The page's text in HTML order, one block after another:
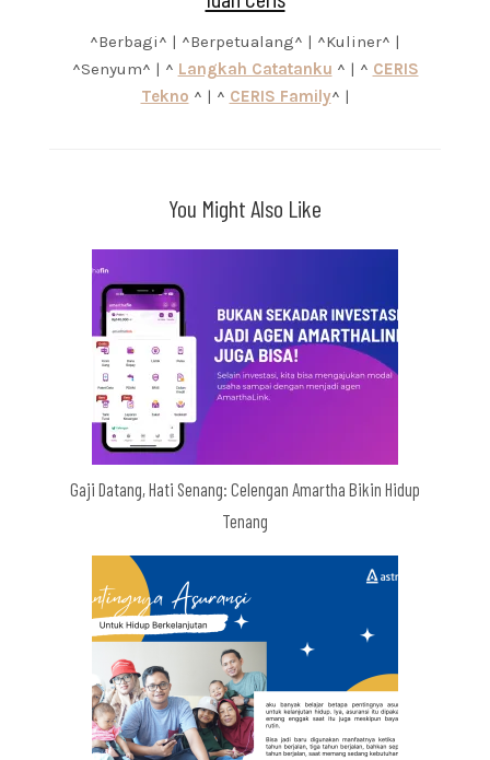
^Berbagi^ | ^Berpetualang^ | ^Kuliner^ |
^Senyum^ | ^ Langkah Catatanku ^ | ^ CERIS
Tekno ^ | ^ CERIS Family^ |
You Might Also Like
Gaji Datang, Hati Senang: Celengan Amartha Bikin Hidup
Tenang